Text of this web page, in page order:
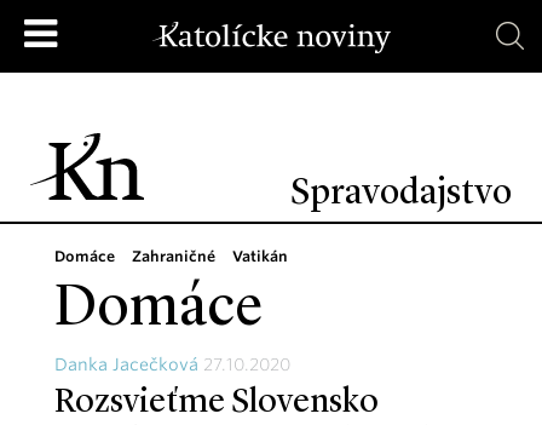
Spravodajstvo
Domáce Zahraničné Vatikán
Domáce
Danka Jacečková 27.10.2020
Rozsvieťme Slovensko